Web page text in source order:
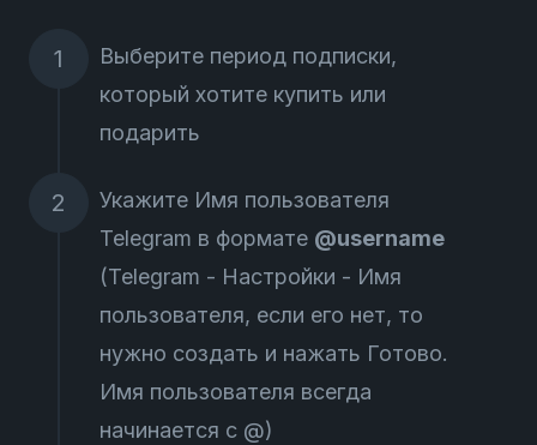
Выберите период подписки,
который хотите купить или
подарить
Укажите Имя пользователя
Telegram в формате @username
(Telegram - Настройки - Имя
пользователя, если его нет, то
нужно создать и нажать Готово.
Имя пользователя всегда
начинается с @)